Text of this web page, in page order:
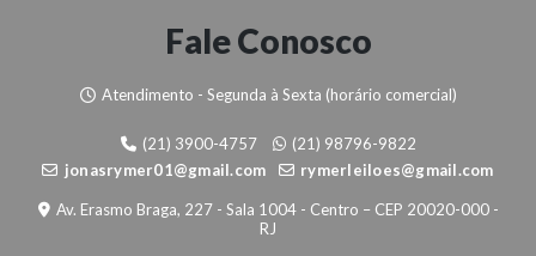
Fale Conosco
Atendimento - Segunda à Sexta (horário comercial)
(21) 3900-4757
(21) 98796-9822
jonasrymer01@gmail.com
rymerleiloes@gmail.com
Av. Erasmo Braga, 227 - Sala 1004 - Centro – CEP 20020-000 -
RJ